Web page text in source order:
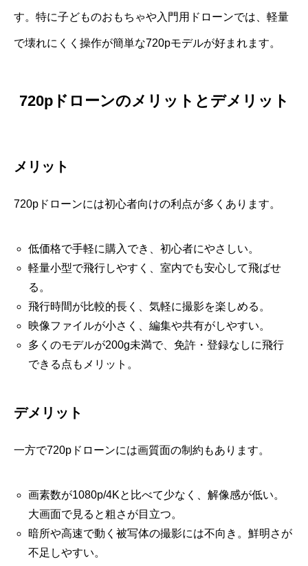
す。特に子どものおもちゃや入門用ドローンでは、軽量
で壊れにくく操作が簡単な720pモデルが好まれます。
720pドローンのメリットとデメリット
メリット
720pドローンには初心者向けの利点が多くあります。
低価格で手軽に購入でき、初心者にやさしい。
軽量小型で飛行しやすく、室内でも安心して飛ばせ
る。
飛行時間が比較的長く、気軽に撮影を楽しめる。
映像ファイルが小さく、編集や共有がしやすい。
多くのモデルが200g未満で、免許・登録なしに飛行
できる点もメリット。
デメリット
一方で720pドローンには画質面の制約もあります。
画素数が1080p/4Kと比べて少なく、解像感が低い。
大画面で見ると粗さが目立つ。
暗所や高速で動く被写体の撮影には不向き。鮮明さが
不足しやすい。